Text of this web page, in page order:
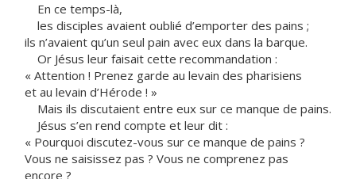
En ce temps-là,
les disciples avaient oublié d’emporter des pains ;
ils n’avaient qu’un seul pain avec eux dans la barque.
Or Jésus leur faisait cette recommandation :
« Attention ! Prenez garde au levain des pharisiens
et au levain d’Hérode ! »
Mais ils discutaient entre eux sur ce manque de pains.
Jésus s’en rend compte et leur dit :
« Pourquoi discutez-vous sur ce manque de pains ?
Vous ne saisissez pas ? Vous ne comprenez pas
encore ?